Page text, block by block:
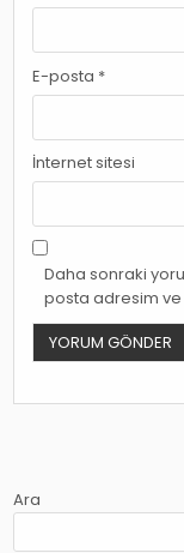
E-posta *
İnternet sitesi
Daha sonraki
posta adresim ve
Ara